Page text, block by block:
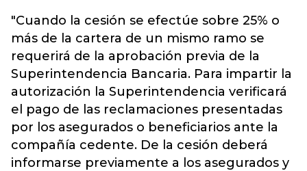
"Cuando la cesión se efectúe sobre 25% o
más de la cartera de un mismo ramo se
requerirá de la aprobación previa de la
Superintendencia Bancaria. Para impartir la
autorización la Superintendencia verificará
el pago de las reclamaciones presentadas
por los asegurados o beneficiarios ante la
compañía cedente. De la cesión deberá
informarse previamente a los asegurados y